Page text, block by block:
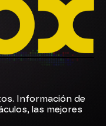
Información de
las mejores